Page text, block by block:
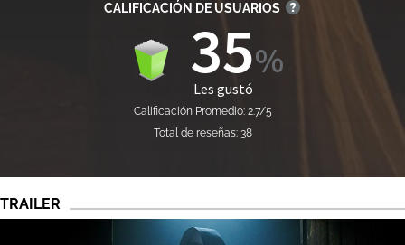
CALIFICACIÓN DE USUARIOS
35
Les gustó
Calificación Promedio: 2.7/5
Total de reseñas: 38
TRAILER